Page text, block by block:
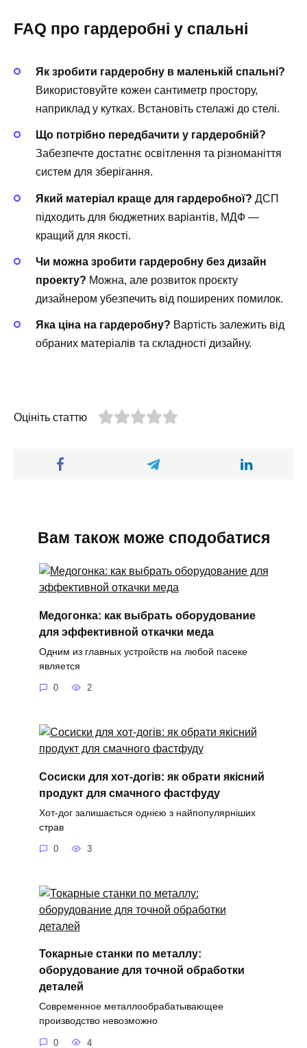
FAQ про гардеробні у спальні
Як зробити гардеробну в маленькій спальні?
Використовуйте кожен сантиметр простору,
наприклад у кутках. Встановіть стелажі до стелі.
Що потрібно передбачити у гардеробній?
Забезпечте достатнє освітлення та різноманіття
систем для зберігання.
Який матеріал краще для гардеробної? ДСП
підходить для бюджетних варіантів, МДФ —
кращий для якості.
Чи можна зробити гардеробну без дизайн
проекту? Можна, але розвиток проєкту
дизайнером убезпечить від поширених помилок.
Яка ціна на гардеробну? Вартість залежить від
обраних матеріалів та складності дизайну.
Оцініть статтю
Вам також може сподобатися
Медогонка: как выбрать оборудование
для эффективной откачки меда
Одним из главных устройств на любой пасеке
является
0 2
Сосиски для хот-догів: як обрати якісний
продукт для смачного фастфуду
Хот-дог залишається однією з найпопулярніших
страв
0 3
Токарные станки по металлу:
оборудование для точной обработки
деталей
Современное металлообрабатывающее
производство невозможно
0 4